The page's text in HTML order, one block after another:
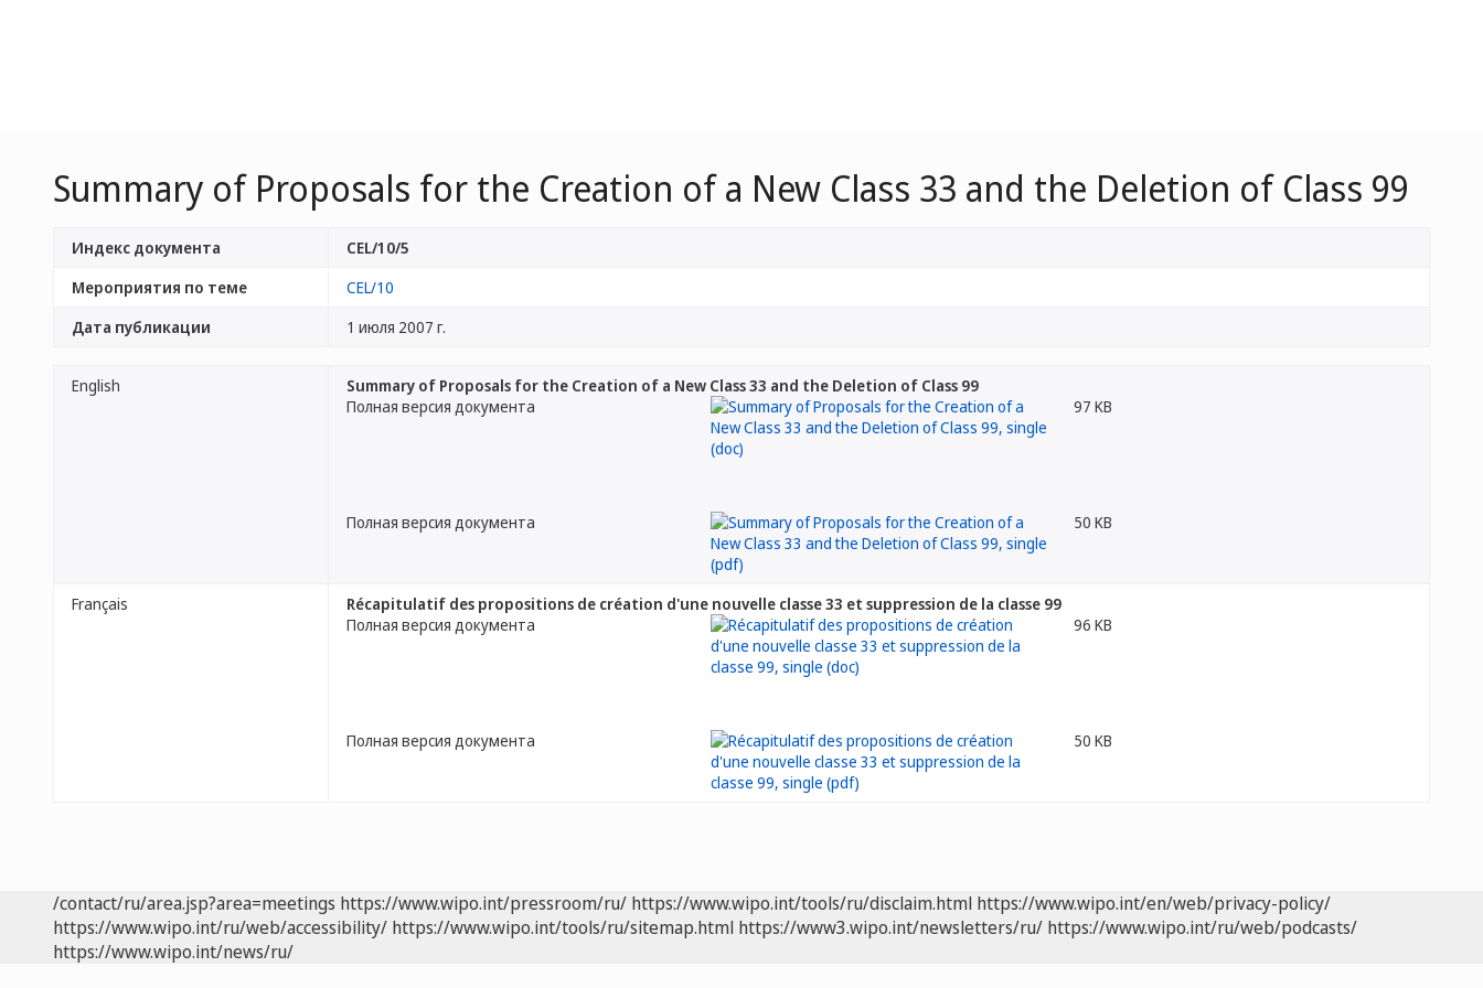
Summary of Proposals for the Creation of a New Class 33 and the Deletion of Class 99
Индекс документа
CEL/10/5
Мероприятия по теме
CEL/10
Дата публикации
1 июля 2007 г.
English
Summary of Proposals for the Creation of a New Class 33 and the Deletion of Class 99
Полная версия документа
97 KB
Полная версия документа 50 KB
Français
Récapitulatif des propositions de création d'une nouvelle classe 33 et suppression de la classe 99
Полная версия документа
96 KB
Полная версия документа 50 KB
/contact/ru/area.jsp?area=meetings https://www.wipo.int/pressroom/ru/ https://www.wipo.int/tools/ru/disclaim.html https://www.wipo.int/en/web/privacy-policy/
https://www.wipo.int/ru/web/accessibility/ https://www.wipo.int/tools/ru/sitemap.html https://www3.wipo.int/newsletters/ru/ https://www.wipo.int/ru/web/podcasts/
https://www.wipo.int/news/ru/